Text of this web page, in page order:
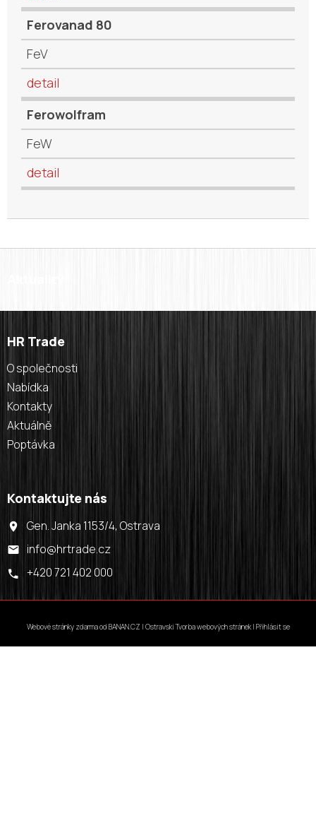
Ferovanad 80
FeV
detail
Ferowolfram
FeW
detail
HR Trade
O společnosti
Nabídka
Kontakty
Aktuálně
Poptávka
Kontaktujte nás
Gen. Janka 1153/4, Ostrava
info@hrtrade.cz
+420 721 402 000
Webové stránky zdarmaod BANAN.CZ | Ostravski Tvorba webových stránek | Přihlásit se